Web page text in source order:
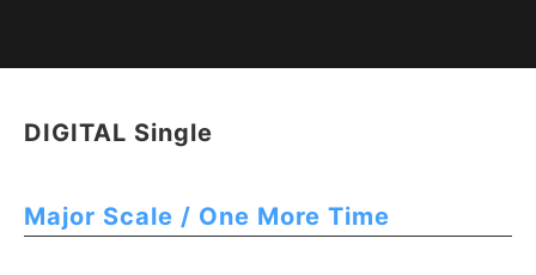
DIGITAL Single
Major Scale / One More Time